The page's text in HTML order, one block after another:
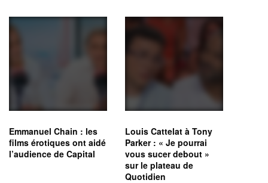
Emmanuel Chain : les
films érotiques ont aidé
l’audience de Capital
Louis Cattelat à Tony
Parker : « Je pourrai
vous sucer debout »
sur le plateau de
Quotidien